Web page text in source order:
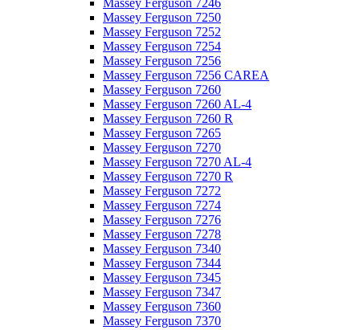
Massey Ferguson 7246
Massey Ferguson 7250
Massey Ferguson 7252
Massey Ferguson 7254
Massey Ferguson 7256
Massey Ferguson 7256 CAREA
Massey Ferguson 7260
Massey Ferguson 7260 AL-4
Massey Ferguson 7260 R
Massey Ferguson 7265
Massey Ferguson 7270
Massey Ferguson 7270 AL-4
Massey Ferguson 7270 R
Massey Ferguson 7272
Massey Ferguson 7274
Massey Ferguson 7276
Massey Ferguson 7278
Massey Ferguson 7340
Massey Ferguson 7344
Massey Ferguson 7345
Massey Ferguson 7347
Massey Ferguson 7360
Massey Ferguson 7370